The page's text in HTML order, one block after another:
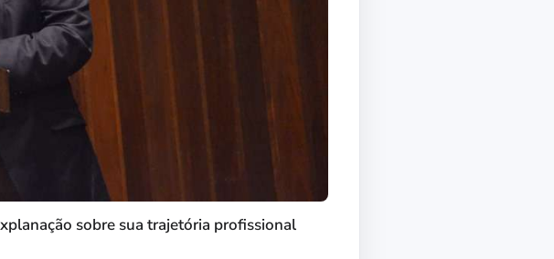
sobre sua trajetória profissional